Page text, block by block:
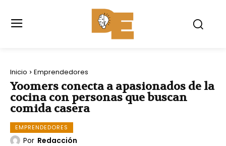
Inicio Emprendedores
Yoomers conecta a apasionados de la
cocina con personas que buscan
comida casera
EMPRENDEDORES
Por Redacción